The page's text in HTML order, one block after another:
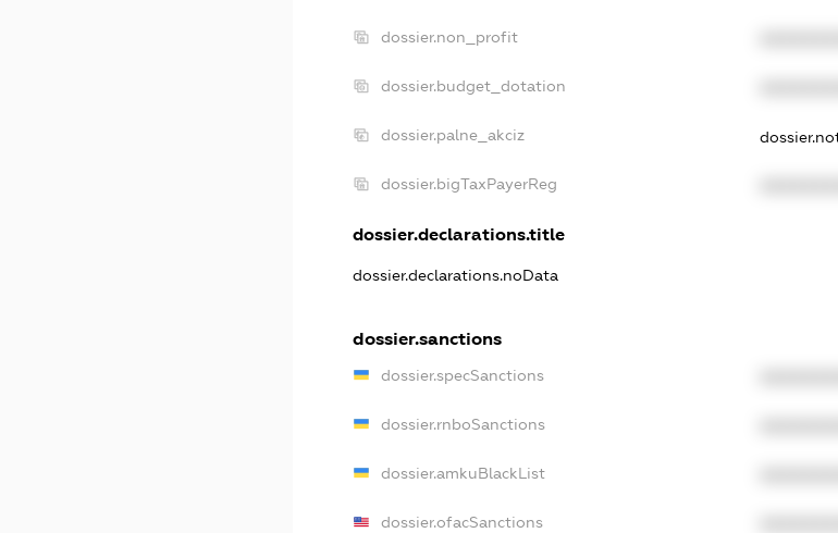
dossier.non_profit
dossier.budget_dotation
dossier.palne_akciz
dossier.bigTaxPayerReg
dossier.declarations.title
dossier.declarations.noData
dossier.sanctions
dossier.specSanctions
dossier.rnboSanctions
dossier.amkuBlackList
dossier.ofacSanctions